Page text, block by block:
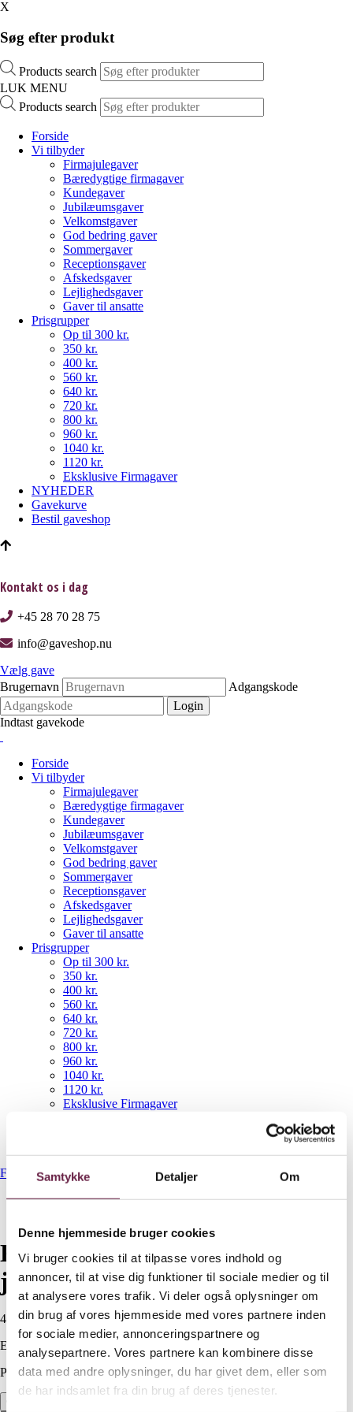
Samtykke Detaljer Om
Denne hjemmeside bruger cookies
Vi bruger cookies til at tilpasse vores indhold og
annoncer, til at vise dig funktioner til sociale medier og til
at analysere vores trafik. Vi deler også oplysninger om
din brug af vores hjemmeside med vores partnere inden
for sociale medier, annonceringspartnere og
analysepartnere. Vores partnere kan kombinere disse
data med andre oplysninger, du har givet dem, eller som
de har indsamlet fra din brug af deres tjenester.
X
Søg efter produkt
Products search
LUK MENU
Products search
Forside
Vi tilbyder
Firmajulegaver
Bæredygtige firmagaver
Kundegaver
Jubilæumsgaver
Velkomstgaver
God bedring gaver
Sommergaver
Receptionsgaver
Afskedsgaver
Lejlighedsgaver
Gaver til ansatte
Prisgrupper
Op til 300 kr.
350 kr.
400 kr.
560 kr.
640 kr.
720 kr.
800 kr.
960 kr.
1040 kr.
1120 kr.
Eksklusive Firmagaver
NYHEDER
Gavekurve
Bestil gaveshop
Kontakt os i dag
+45 28 70 28 75
info@gaveshop.nu
Vælg gave
Brugernavn
Adgangskode
Login
Indtast gavekode
Forside
Vi tilbyder
Firmajulegaver
Bæredygtige firmagaver
Kundegaver
Jubilæumsgaver
Velkomstgaver
God bedring gaver
Sommergaver
Receptionsgaver
Afskedsgaver
Lejlighedsgaver
Gaver til ansatte
Prisgrupper
Op til 300 kr.
350 kr.
400 kr.
560 kr.
640 kr.
720 kr.
800 kr.
960 kr.
1040 kr.
1120 kr.
Eksklusive Firmagaver
Forside /400 kr./ Kay Bojesen mini Abe julesweater 2024
Kay Bojesen mini Abe
julesweater 2024
400,00 DKK
Ekskl. moms
På lager
Kay Bojesen mini Abe julesweater 2024 antal